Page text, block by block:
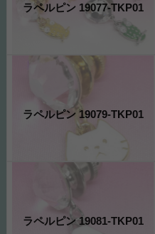
ラペルピン 19077-TKP01
ラペルピン 19079-TKP01
ラペルピン 19081-TKP01